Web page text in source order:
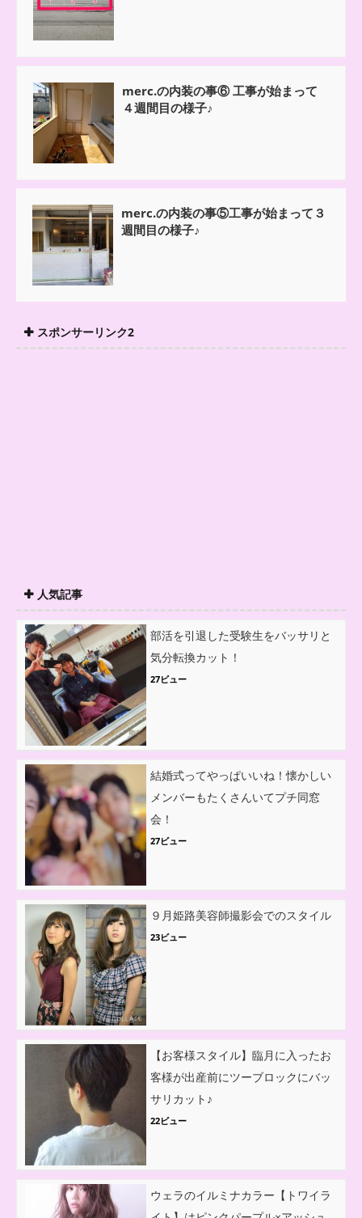
merc.の内装の事⑥ 工事が始まって
４週間目の様子♪
merc.の内装の事⑤工事が始まって３
週間目の様子♪
スポンサーリンク2
人気記事
部活を引退した受験生をバッサリと
気分転換カット！
27ビュー
結婚式ってやっぱいいね！懐かしい
メンバーもたくさんいてプチ同窓
会！
27ビュー
９月姫路美容師撮影会でのスタイル
23ビュー
【お客様スタイル】臨月に入ったお
客様が出産前にツーブロックにバッ
サリカット♪
22ビュー
ウェラのイルミナカラー【トワイラ